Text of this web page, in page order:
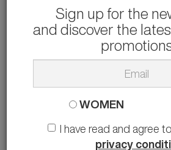
NAPAPIJRI
-36%
S M L
Sign up for the
and discover the
WOMEN
I have read and agree to
privacy